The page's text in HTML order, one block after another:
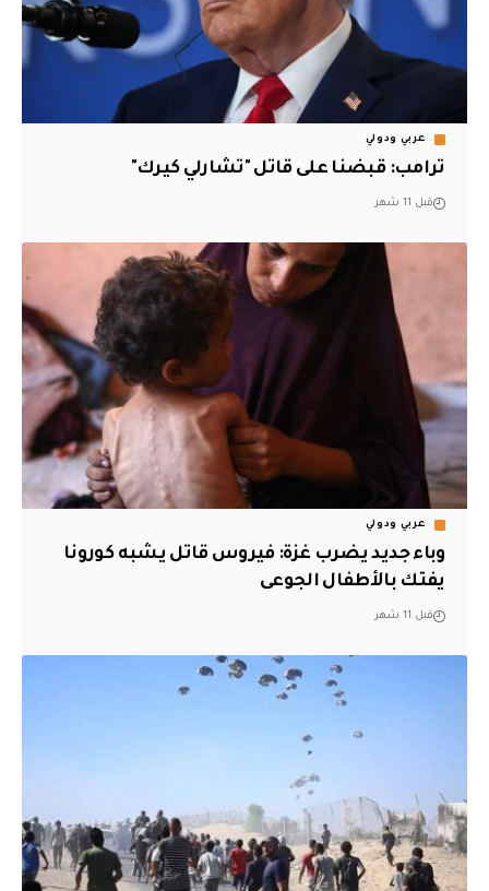
عربي ودولي
ترامب: قبضنا على قاتل "تشارلي كيرك"
قبل 11 شهر
عربي ودولي
وباء جديد يضرب غزة: فيروس قاتل يشبه كورونا
يفتك بالأطفال الجوعى
قبل 11 شهر